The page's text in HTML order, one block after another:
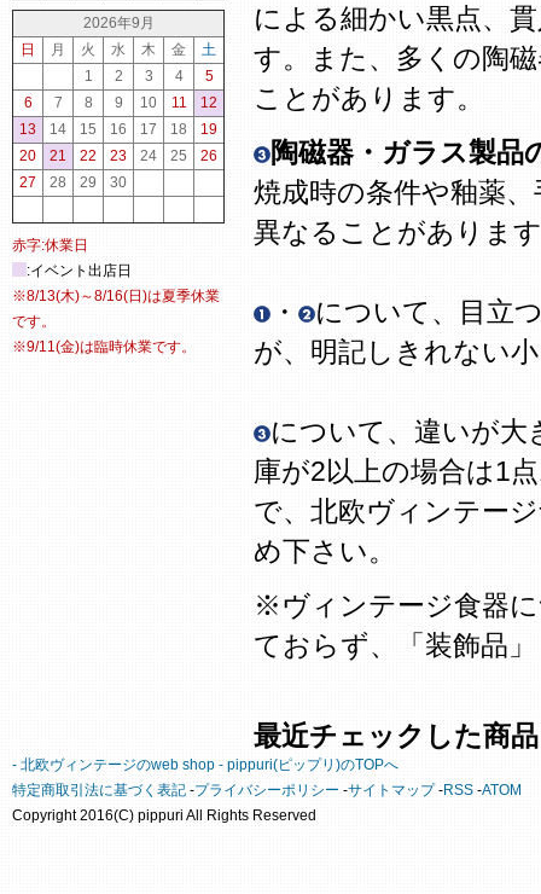
による細かい黒点、
す。また、多くの陶
ことがあります。
陶磁器・ガラス製品
焼成時の条件や釉薬
異なることがありま
・
について、目立
が、明記しきれない
について、違いが
庫が2以上の場合は1
で、北欧ヴィンテー
め下さい。
※ヴィンテージ食器
ておらず、「装飾品
最近チェックした商品
2026年9月
日
月 火 水 木 金
土
1
2 3 4
5
6
7 8 9 10 11
12
13
14 15 16 17 18
19
20
21 22 23 24 25
26
27
28 29 30
赤字:休業日
:イベント出店日
※8/13(木)～8/16(日)は夏季休業
です。
※9/11(金)は臨時休業です。
- 北欧ヴィンテージのweb shop - pippuri(ピップリ)のTOPへ
特定商取引法に基づく表記 -プライバシーポリシー -サイトマップ-RSS -ATOM
Copyright 2016(C) pippuri All Rights Reserved